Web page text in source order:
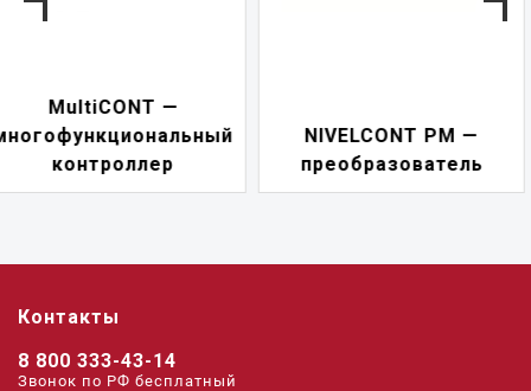
NIVELCONT PM —
преобразователь
переключатель
Контакты
8 800 333-43-14
Звонок по РФ беcплатный